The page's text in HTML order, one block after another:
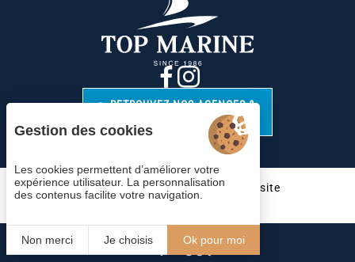
RETROUVEZ NOS AGENCES &
CookiesMentions légalesPlan du site
© 2023 Juliana Web créateur
Gestion des cookies
Les cookies permettent d’améliorer votre
expérience utilisateur. La personnalisation
des contenus facilite votre navigation.
Non merci Je choisis Ok pour moi